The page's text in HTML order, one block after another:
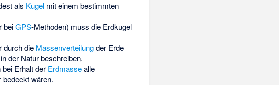
als Kugelmit einem bestimmten
beiGPS-Methoden) muss die Erdkugel
durch die Massenverteilungder Erde
der Natur beschreiben.
Erhalt der Erdmassealle
bedeckt wären.